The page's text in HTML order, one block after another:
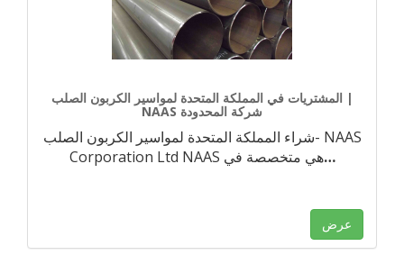
المشتريات في المملكة المتحدة لمواسير الكربون الصلب |
NAAS شركة المحدودة
شراء المملكة المتحدة لمواسير الكربون الصلب- NAAS
Corporation Ltd NAAS هي متخصصة في…
عرض